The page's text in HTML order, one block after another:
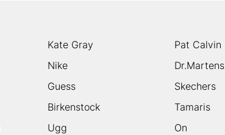
Kate Gray
Pat Calvin
Nike
Dr.Martens
Guess
Skechers
Birkenstock
Tamaris
Ugg
On